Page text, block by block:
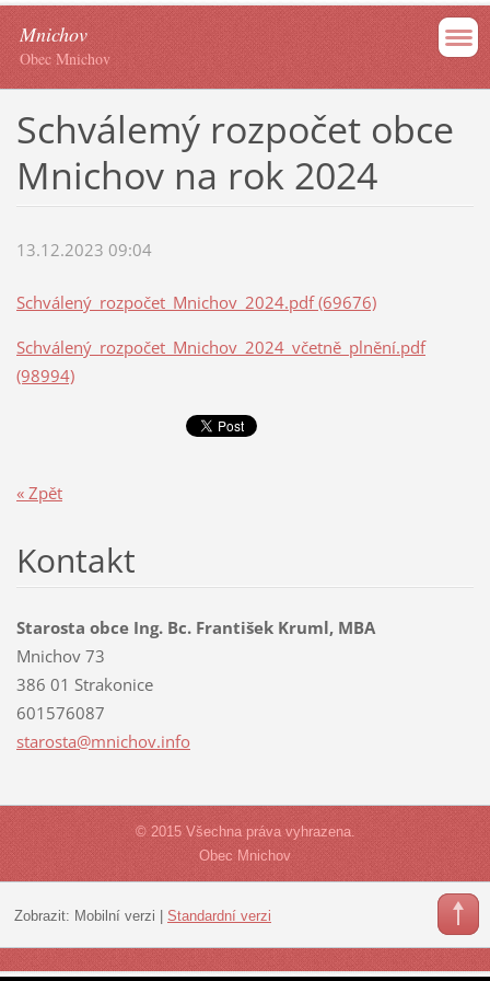
Mnichov
Obec Mnichov
Schválemý rozpočet obce
Mnichov na rok 2024
13.12.2023 09:04
Schválený_rozpočet_Mnichov_2024.pdf (69676)
Schválený_rozpočet_Mnichov_2024_včetně_plnění.pdf
(98994)
« Zpět
Kontakt
Starosta obce Ing. Bc. František Kruml, MBA
Mnichov 73
386 01 Strakonice
601576087
starosta@mnichov.info
© 2015 Všechna práva vyhrazena.
Obec Mnichov
Zobrazit: Mobilní verzi Standardní verzi